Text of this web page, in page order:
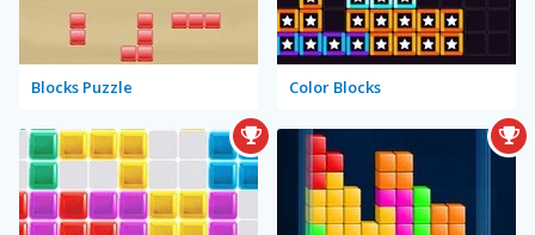
Blocks Puzzle Color Blocks